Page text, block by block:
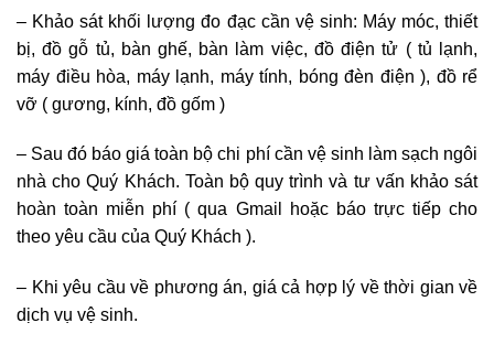
– Khảo sát khối lượng đo đạc cần vệ sinh: Máy móc, thiết
bị, đồ gỗ tủ, bàn ghế, bàn làm việc, đồ điện tử ( tủ lạnh,
máy điều hòa, máy lạnh, máy tính, bóng đèn điện ), đồ rể
vỡ ( gương, kính, đồ gốm )
– Sau đó báo giá toàn bộ chi phí cần vệ sinh làm sạch ngôi
nhà cho Quý Khách. Toàn bộ quy trình và tư vấn khảo sát
hoàn toàn miễn phí ( qua Gmail hoặc báo trực tiếp cho
theo yêu cầu của Quý Khách ).
– Khi yêu cầu về phương án, giá cả hợp lý về thời gian về
dịch vụ vệ sinh.